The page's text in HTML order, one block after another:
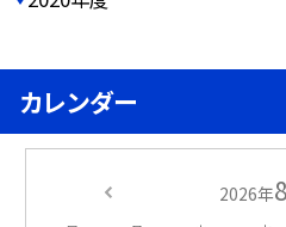
カレンダー
2026年